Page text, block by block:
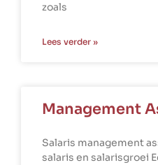
zoals
Lees verder »
Management
Salaris management
salaris en salarisgroei